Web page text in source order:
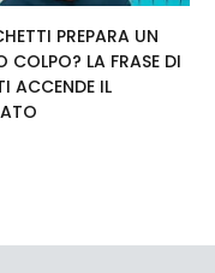
PREPARA UN
COLPO? LA FRASE DI
ACCENDE IL